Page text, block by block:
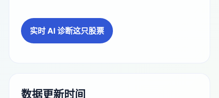
实时 AI 诊断这只股票
数据更新时间